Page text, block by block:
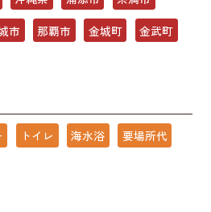
市 那覇市 金城町 金武町
トイレ 海水浴
要場所代